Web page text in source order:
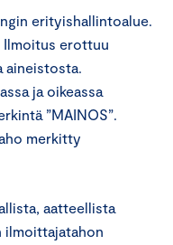
erityishallintoalue.
Ilmoitus erottuu
aineistosta.
ja oikeassa
”MAINOS”.
merkitty
aatteellista
ilmoittajatahon